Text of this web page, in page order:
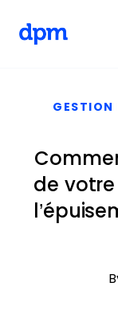
GESTION
de